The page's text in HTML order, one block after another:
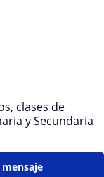
clases de
y Secundaria